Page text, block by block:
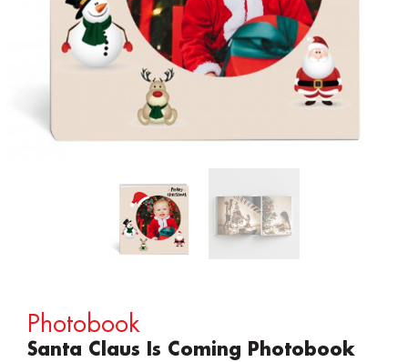
Photobook
Santa Claus Is Coming Photobook